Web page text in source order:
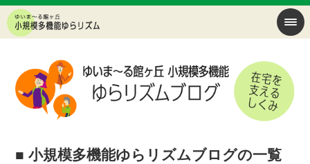
■ 小規模多機能ゆらリズムブログの一覧